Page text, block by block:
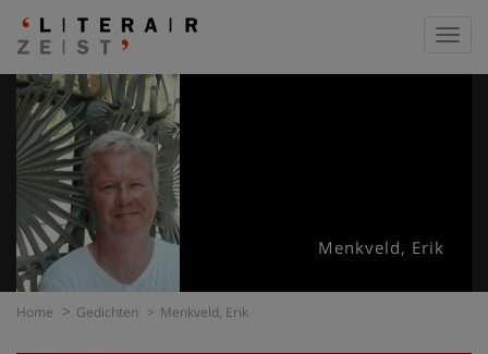
Menkveld, Erik
Home Gedichten Menkveld, Erik